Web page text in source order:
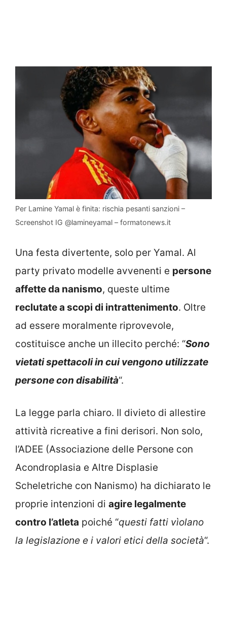
Per Lamine Yamal è finita: rischia pesanti sanzioni –
Screenshot IG @lamineyamal – formatonews.it
Una festa divertente, solo per Yamal. Al
party privato modelle avvenenti e persone
affette da nanismo, queste ultime
reclutate a scopi di intrattenimento. Oltre
ad essere moralmente riprovevole,
costituisce anche un illecito perché: “Sono
vietati spettacoli in cui vengono utilizzate
persone con disabilità“.
La legge parla chiaro. Il divieto di allestire
attività ricreative a fini derisori. Non solo,
l’ADEE (Associazione delle Persone con
Acondroplasia e Altre Displasie
Scheletriche con Nanismo) ha dichiarato le
proprie intenzioni di agire legalmente
contro l’atleta poiché “questi fatti vìolano
la legislazione e i valori etici della società“.